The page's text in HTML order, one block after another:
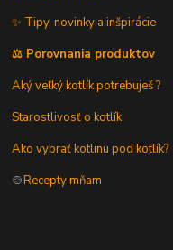
✨ Tipy, novinky a inšpirácie
⚖️ Porovnania produktov
Aký veľký kotlík potrebuješ ?
Starostlivosť o kotlík
Ako vybrať kotlinu pod kotlík?
🍲Recepty mňam